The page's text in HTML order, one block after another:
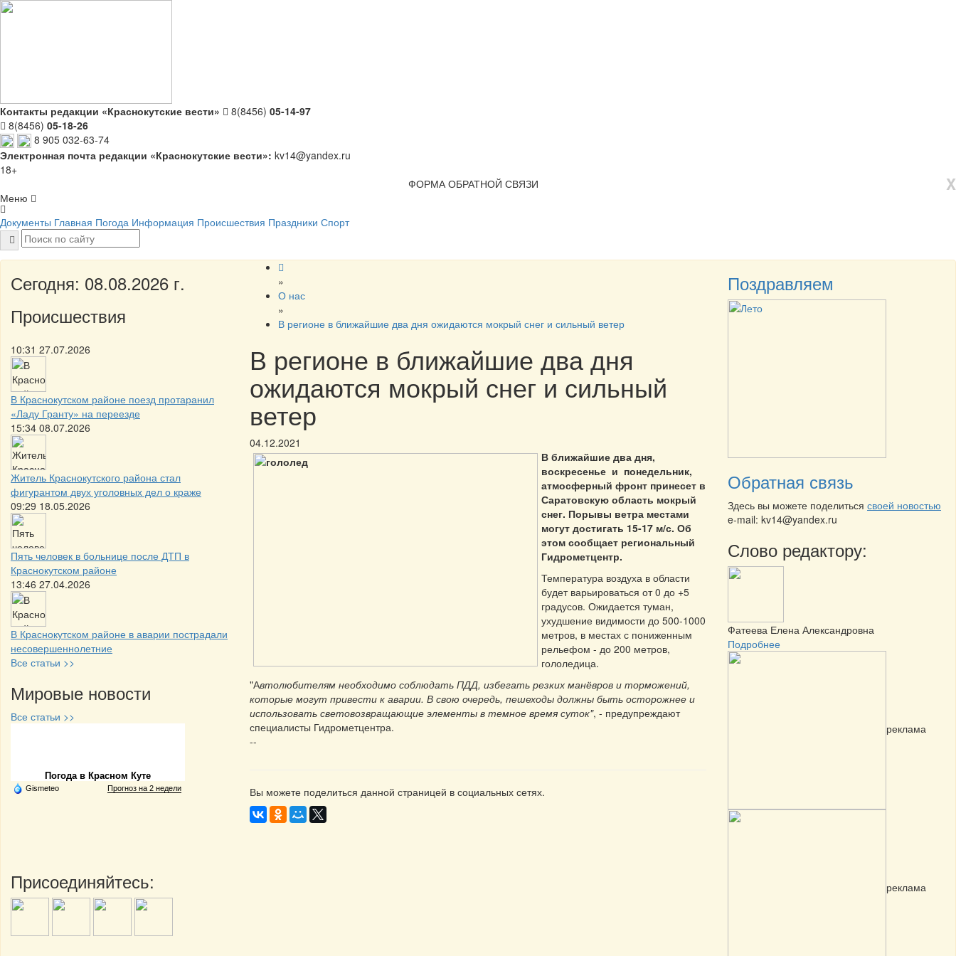
Контакты редакции «Краснокутские вести» 8(8456) 05-14-97
8(8456) 05-18-26
8 905 032-63-74
Электронная почта редакции «Краснокутские вести»: kv14@yandex.ru
18+
X
ФОРМА ОБРАТНОЙ СВЯЗИ
Меню
Документы Главная Погода Информация Происшествия Праздники Спорт
Сегодня: 08.08.2026 г.
Происшествия
10:31 27.07.2026
В Краснокутском районе поезд протаранил
«Ладу Гранту» на переезде
15:34 08.07.2026
Житель Краснокутского района стал
фигурантом двух уголовных дел о краже
09:29 18.05.2026
Пять человек в больнице после ДТП в
Краснокутском районе
13:46 27.04.2026
В Краснокутском районе в аварии пострадали
несовершеннолетние
Все статьи >>
Мировые новости
Все статьи >>
Погода в Красном Куте
Gismeteo Прогноз на 2 недели
Присоединяйтесь:
»
О нас
»
В регионе в ближайшие два дня ожидаются мокрый снег и сильный ветер
В регионе в ближайшие два дня
ожидаются мокрый снег и сильный
ветер
04.12.2021
В ближайшие два дня,
воскресенье и понедельник,
атмосферный фронт принесет в
Саратовскую область мокрый
снег. Порывы ветра местами
могут достигать 15-17 м/с. Об
этом сообщает региональный
Гидрометцентр.
Температура воздуха в области
будет варьироваться от 0 до +5
градусов. Ожидается туман,
ухудшение видимости до 500-1000
метров, в местах с пониженным
рельефом - до 200 метров,
гололедица.
"Автолюбителям необходимо соблюдать ПДД, избегать резких манёвров и торможений,
которые могут привести к аварии. В свою очередь, пешеходы должны быть осторожнее и
использовать световозвращающие элементы в темное время суток", - предупреждают
специалисты Гидрометцентра.
--
Вы можете поделиться данной страницей в социальных сетях.
Поздравляем
Обратная связь
Здесь вы можете поделиться своей новостью
e-mail: kv14@yandex.ru
Слово редактору:
Фатеева Елена Александровна
Подробнее
реклама
реклама